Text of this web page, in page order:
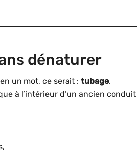
dénaturer
un mot, ce serait : tubage.
à l’intérieur d’un ancien